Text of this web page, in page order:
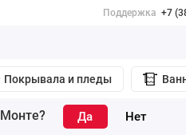
Поддержка +7
Покрывала и пледы
?